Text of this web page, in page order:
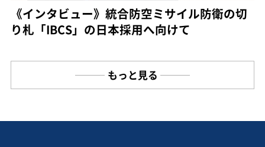
《インタビュー》統合防空ミサイル防衛の切
り札「IBCS」の日本採用へ向けて
もっと見る